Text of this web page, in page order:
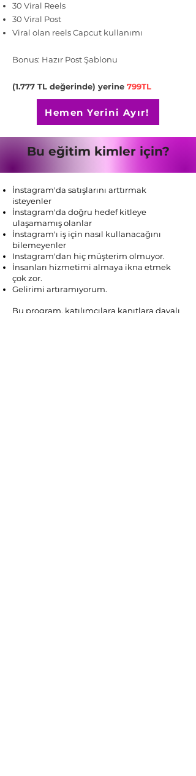
30 Viral Reels
30 Viral Post
Viral olan reels Capcut kullanımı
Bonus: Hazır Post Şablonu
(1.777 TL değerinde) yerine 799TL
Hemen Yerini Ayır!
Bu eğitim kimler için?
İnstagram'da satışlarını arttırmak
isteyenler
İnstagram'da doğru hedef kitleye
ulaşamamış olanlar
İnstagram'ı iş için nasıl kullanacağını
bilemeyenler
Instagram'dan hiç müşterim olmuyor.​
İnsanları hizmetimi almaya ikna etmek
çok zor.​
Gelirimi artıramıyorum.
Bu program, katılımcılara kanıtlara dayalı